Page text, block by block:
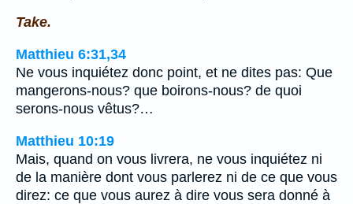
Take.
Matthieu 6:31,34
Ne vous inquiétez donc point, et ne dites pas: Que
mangerons-nous? que boirons-nous? de quoi
serons-nous vêtus?…
Matthieu 10:19
Mais, quand on vous livrera, ne vous inquiétez ni
de la manière dont vous parlerez ni de ce que vous
direz: ce que vous aurez à dire vous sera donné à